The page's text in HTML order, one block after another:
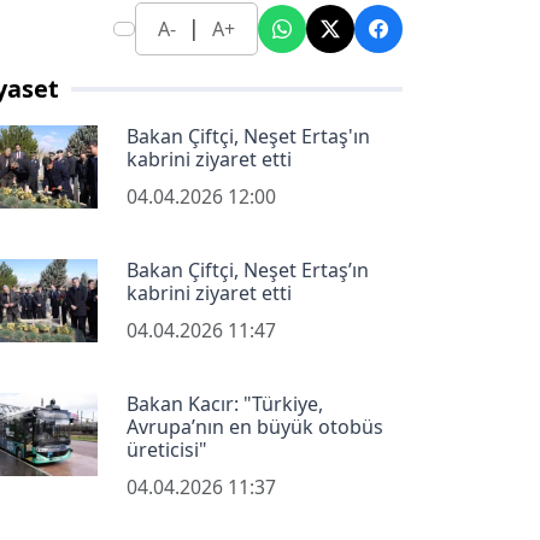
A- | A+
Bakan Çiftçi, Neşet Ertaş'ın
kabrini ziyaret etti
04.04.2026 12:00
Bakan Çiftçi, Neşet Ertaş’ın
kabrini ziyaret etti
04.04.2026 11:47
Bakan Kacır: "Türkiye,
Avrupa’nın en büyük otobüs
üreticisi"
04.04.2026 11:37